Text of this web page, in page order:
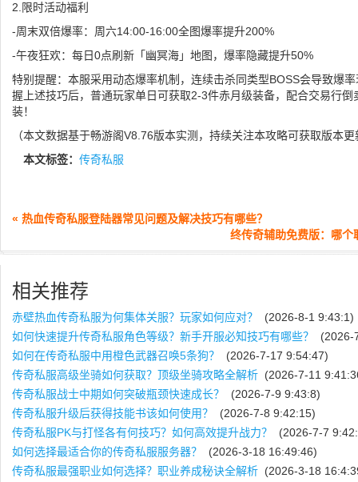
2.限时活动福利
-周末双倍爆率：周六14:00-16:00全图爆率提升200%
-午夜狂欢：每日0点刷新「幽冥海」地图，爆率隐藏提升50%
特别提醒：本服采用动态爆率机制，连续击杀同类型BOSS会导致爆
握上述技巧后，普通玩家单日可获取2-3件赤月级装备，配合交易行
装！
（本文数据基于畅游阁V8.76版本实测，持续关注本攻略可获取版本
本文标签： 传奇私服
« 热血传奇私服登陆器常见问题及解决技巧有哪些？
终传奇辅助免费版：哪
相关推荐
赤壁热血传奇私服为何集体关服？玩家如何应对？
(2026-8-1 9:43:1)
如何快速提升传奇私服角色等级？新手开服必知技巧有哪些？
(2026-
如何在传奇私服中用橙色武器召唤5条狗？
(2026-7-17 9:54:47)
传奇私服高级坐骑如何获取？顶级坐骑攻略全解析 (2026-7-11
传奇私服战士中期如何突破瓶颈快速成长？
(2026-7-9 9:43:8)
传奇私服升级后获得技能书该如何使用？
(2026-7-8 9:42:15)
传奇私服PK与打怪各有何技巧？如何高效提升战力？
(2026-7-7
如何选择最适合你的传奇私服服务器？
(2026-3-18 16:49:46)
传奇私服最强职业如何选择？职业养成秘诀全解析 (2026-3-18